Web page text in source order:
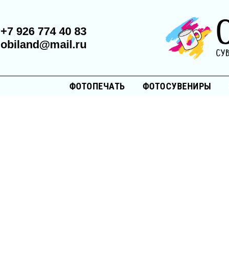
+7 926 774 40 83
obiland@mail.ru
ФОТОПЕЧАТЬ ФОТОСУВЕНИРЫ